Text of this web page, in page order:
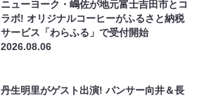
ニューヨーク・嶋佐が地元富士吉田市とコ
ラボ! オリジナルコーヒーがふるさと納税
サービス「わらふる」で受付開始
2026.08.06
丹生明里がゲスト出演! パンサー向井＆長